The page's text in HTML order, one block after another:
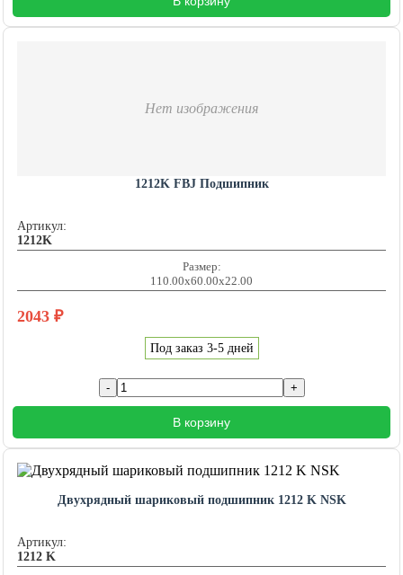
Нет изображения
1212K FBJ Подшипник
Артикул:
1212K
Размер:
110.00x60.00x22.00
2043 ₽
Под заказ 3-5 дней
В корзину
Двухрядный шариковый подшипник 1212 K NSK
Артикул:
1212 K